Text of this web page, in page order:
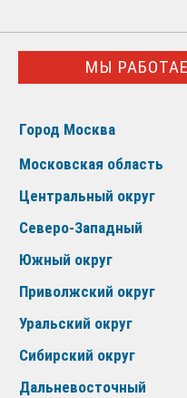
МЫ
Город Москва
Московская область
Центральный округ
Северо-Западный
Южный округ
Приволжский округ
Уральский округ
Сибирский округ
Дальневосточный